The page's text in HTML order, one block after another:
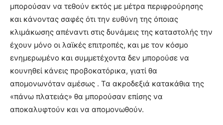
μπορούσαν να τεθούν εκτός με μέτρα περιφρούρησης
και κάνοντας σαφές ότι την ευθύνη της όποιας
κλιμάκωσης απέναντι στις δυνάμεις της καταστολής την
έχουν μόνο οι λαϊκές επιτροπές, και με τον κόσμο
ενημερωμένο και συμμετέχοντα δεν μπορούσε να
κουνηθεί κάνεις προβοκατόρικα, γιατί θα
απομονωνόταν αμέσως . Τα ακροδεξιά κατακάθια της
«πάνω πλατειάς» θα μπορούσαν επίσης να
αποκαλυφτούν και να απομονωθούν.